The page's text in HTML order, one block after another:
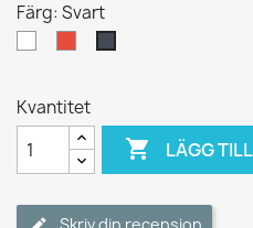
Färg: Svart
Kvantitet
 LÄGG